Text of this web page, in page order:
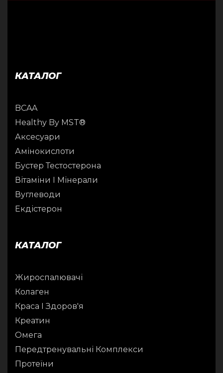
КАТАЛОГ
BCAA
Healthy By MST®
Аксесуари
Амінокислоти
Бустер Тестостерона
Вітаміни І Мінерали
Вуглеводи
Екдістерон
КАТАЛОГ
Жироспалювачі
Колаген
Краса І Здоров'я
Креатин
Омега
Передтренувальні Комплекси
Протеїни